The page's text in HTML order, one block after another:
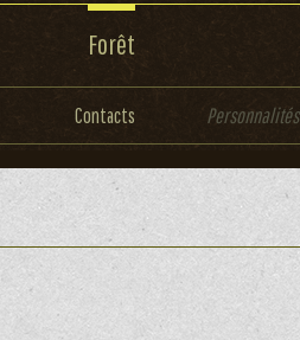
Forêt
Contacts Personnalités